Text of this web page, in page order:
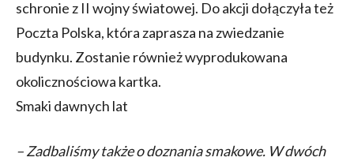
schronie z II wojny światowej. Do akcji dołączyła też
Poczta Polska, która zaprasza na zwiedzanie
budynku. Zostanie również wyprodukowana
okolicznościowa kartka.
Smaki dawnych lat
– Zadbaliśmy także o doznania smakowe. W dwóch